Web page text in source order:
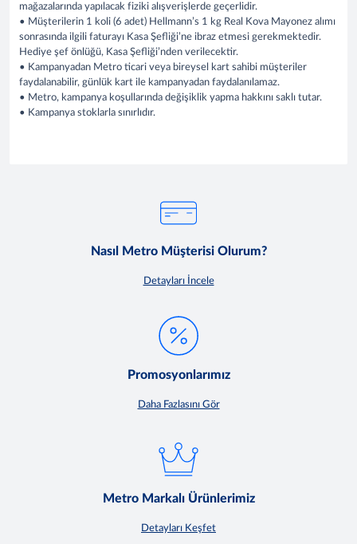
mağazalarında yapılacak fiziki alışverişlerde geçerlidir.
• Müşterilerin 1 koli (6 adet) Hellmann’s 1 kg Real Kova Mayonez alımı
sonrasında ilgili faturayı Kasa Şefliği’ne ibraz etmesi gerekmektedir.
Hediye şef önlüğü, Kasa Şefliği’nden verilecektir.
• Kampanyadan Metro ticari veya bireysel kart sahibi müşteriler
faydalanabilir, günlük kart ile kampanyadan faydalanılamaz.
• Metro, kampanya koşullarında değişiklik yapma hakkını saklı tutar.
• Kampanya stoklarla sınırlıdır.
Nasıl Metro Müşterisi Olurum?
Detayları İncele
Promosyonlarımız
Daha Fazlasını Gör
Metro Markalı Ürünlerimiz
Detayları Keşfet